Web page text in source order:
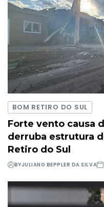
BOM RETIRO DO SUL
Forte vento causa
derruba estrutura
Retiro do Sul
BYJULIANO BEPPLER DA SILVA